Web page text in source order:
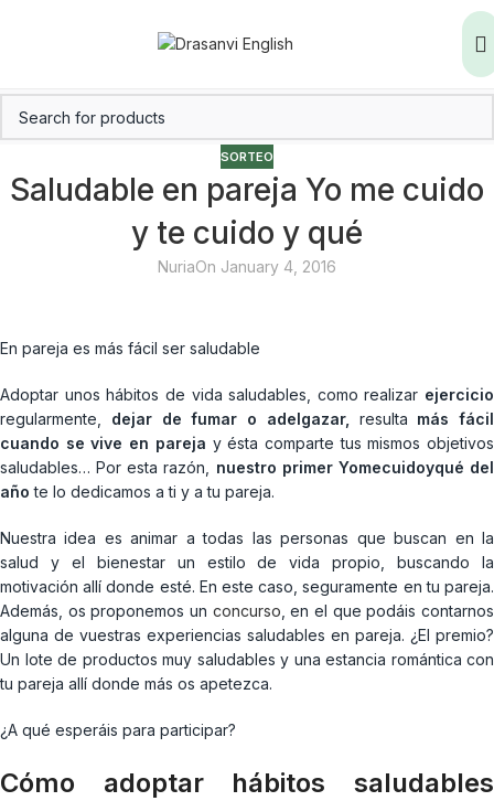
SORTEO
Saludable en pareja Yo me cuido
y te cuido y qué
NuriaOn January 4, 2016
En pareja es más fácil ser saludable
Adoptar unos hábitos de vida saludables, como realizar ejercicio
regularmente,
dejar de fumar o adelgazar, resulta más fácil
cuando se vive en pareja y ésta comparte tus mismos objetivos
saludables… Por esta razón, nuestro primer Yomecuidoyqué del
año te lo dedicamos a ti y a tu pareja.
Nuestra idea es animar a todas las personas que buscan en la
salud y el bienestar un estilo de vida propio, buscando la
motivación allí donde esté. En este caso, seguramente en tu pareja.
Además, os proponemos un concurso , en el que podáis contarnos
alguna de vuestras experiencias saludables en pareja. ¿El premio?
Un lote de productos muy saludables y una estancia romántica con
tu pareja allí donde más os apetezca.
¿A qué esperáis para participar?
Cómo adoptar hábitos saludables